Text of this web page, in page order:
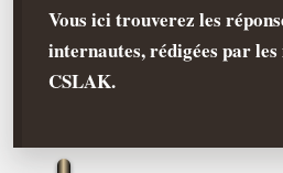
Spiritisme
Qu'est-ce que c'est ?
Vous ici trouverez les
internautes, rédigées par les
CSLAK.